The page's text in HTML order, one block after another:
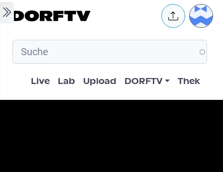
Skip to main content User
Hauptnavigation
Live Lab Upload DORFTV Thek